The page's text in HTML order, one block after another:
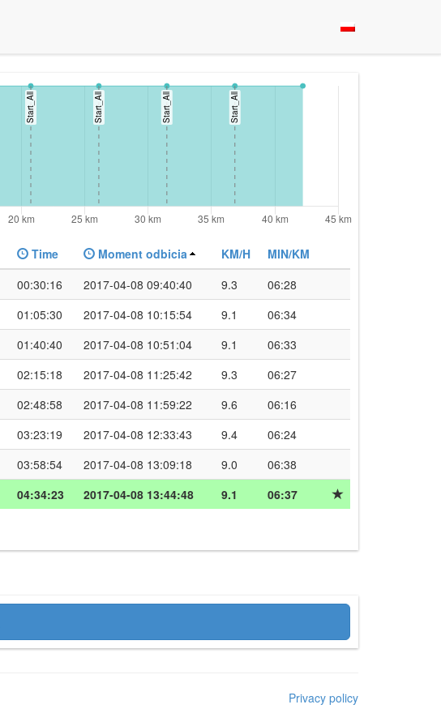
Time Moment odbicia KM/H
MIN/KM
00:30:16 2017-04-08 09:40:40 9.3
06:28
01:05:30 2017-04-08 10:15:54 9.1
06:34
01:40:40 2017-04-08 10:51:04 9.1
06:33
02:15:18 2017-04-08 11:25:42 9.3
06:27
02:48:58 2017-04-08 11:59:22 9.6
06:16
03:23:19 2017-04-08 12:33:43 9.4
06:24
03:58:54 2017-04-08 13:09:18 9.0
06:38
04:34:23 2017-04-08 13:44:48 9.1 06:37
Privacy policy